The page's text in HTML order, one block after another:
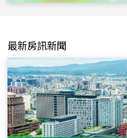
最新房訊新聞